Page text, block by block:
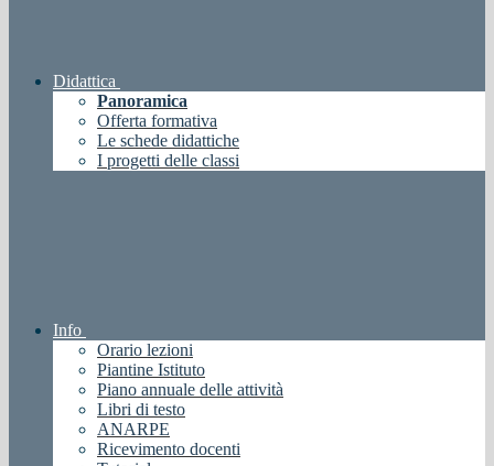
Didattica
Panoramica
Offerta formativa
Le schede didattiche
I progetti delle classi
Info
Orario lezioni
Piantine Istituto
Piano annuale delle attività
Libri di testo
ANARPE
Ricevimento docenti